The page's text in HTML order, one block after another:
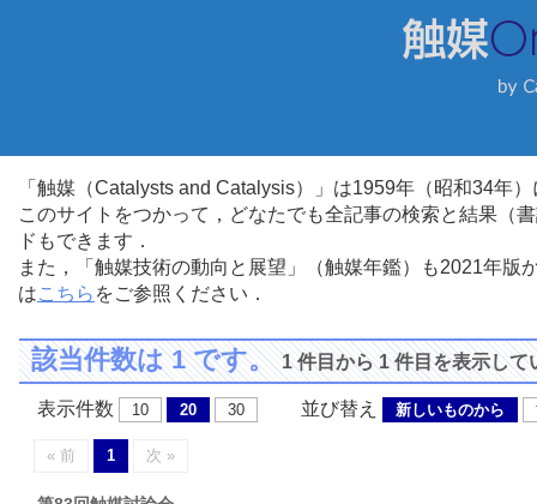
「触媒（Catalysts and Catalysis）」は1959年（昭和34年
このサイトをつかって，どなたでも全記事の検索と結果（
ドもできます．
また，「触媒技術の動向と展望」（触媒年鑑）も2021年
はこちら をご参照ください．
該当件数は 1 です。1 件目から 1 件目を表示して
表示件数 10 20 30 並び替え 新しいものから
« 前 1 次 »